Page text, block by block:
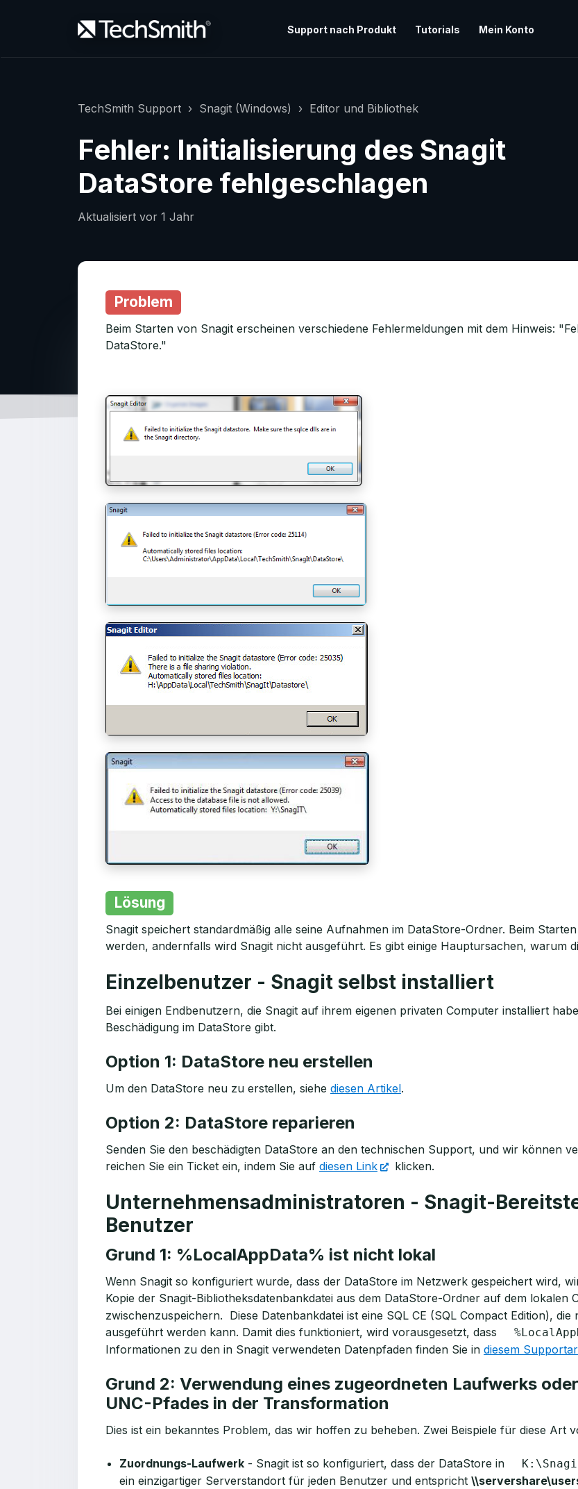
Support nach Produkt Tutorials Mein Konto
TechSmith Support Snagit (Windows) Editor und Bibliothek
Fehler: Initialisierung des Snagit
DataStore fehlgeschlagen
Aktualisiert vor 1 Jahr
Problem
Beim Starten von Snagit erscheinen verschiedene Fehlermeldungen mit dem Hinweis:
DataStore."
Lösung
Snagit speichert standardmäßig alle seine Aufnahmen im DataStore-Ordner. Beim
werden, andernfalls wird Snagit nicht ausgeführt. Es gibt einige Hauptursachen, warum
Einzelbenutzer - Snagit selbst installiert
Bei einigen Endbenutzern, die Snagit auf ihrem eigenen privaten Computer installiert
Beschädigung im DataStore gibt.
Option 1: DataStore neu erstellen
Um den DataStore neu zu erstellen, siehe diesen Artikel.
Option 2: DataStore reparieren
Senden Sie den beschädigten DataStore an den technischen Support, und wir können
reichen Sie ein Ticket ein, indem Sie auf diesen Link klicken.
Unternehmensadministratoren - Snagit-
Benutzer
Grund 1: %LocalAppData% ist nicht lokal
Wenn Snagit so konfiguriert wurde, dass der DataStore im Netzwerk gespeichert wird,
Kopie der Snagit-Bibliotheksdatenbankdatei aus dem DataStore-Ordner auf dem lokalen
zwischenzuspeichern. Diese Datenbankdatei ist eine SQL CE (SQL Compact Edition),
ausgeführt werden kann. Damit dies funktioniert, wird vorausgesetzt, dass
Informationen zu den in Snagit verwendeten Datenpfaden finden Sie in diesem
Grund 2: Verwendung eines zugeordneten Laufwerks
UNC-Pfades in der Transformation
Dies ist ein bekanntes Problem, das wir hoffen zu beheben. Zwei Beispiele für diese Art
Zuordnungs-Laufwerk - Snagit ist so konfiguriert, dass der DataStore in
ein einzigartiger Serverstandort für jeden Benutzer und entspricht